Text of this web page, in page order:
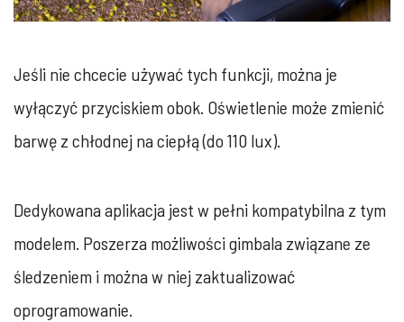
Jeśli nie chcecie używać tych funkcji, można je
wyłączyć przyciskiem obok. Oświetlenie może zmienić
barwę z chłodnej na ciepłą (do 110 lux).
Dedykowana aplikacja jest w pełni kompatybilna z tym
modelem. Poszerza możliwości gimbala związane ze
śledzeniem i można w niej zaktualizować
oprogramowanie.